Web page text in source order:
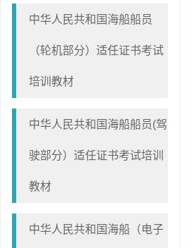
中华人民共和国海船船员
（轮机部分）适任证书考试
培训教材
中华人民共和国海船船员(驾
驶部分）适任证书考试培训
教材
中华人民共和国海船（电子